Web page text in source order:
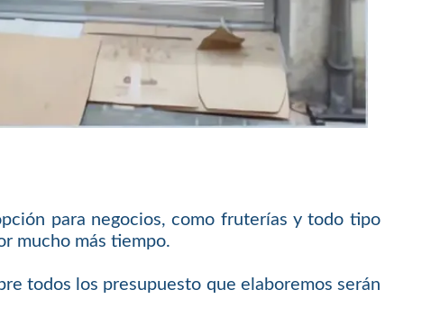
para negocios, como fruterías y todo tipo
mucho más tiempo.
todos los presupuesto que elaboremos serán